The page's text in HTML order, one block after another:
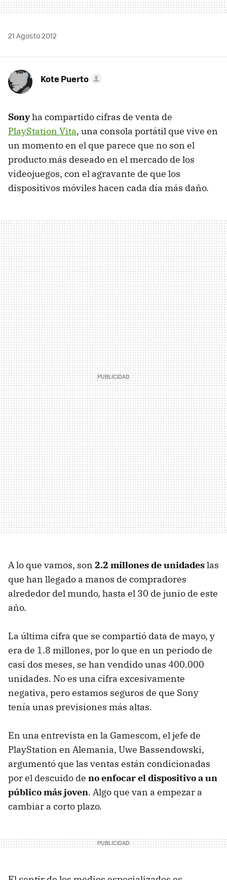
21 Agosto 2012
Kote Puerto
Sonyha compartido cifras de venta de
PlayStation Vita, una consola portátil que vive en
un momento en el que parece que no son el
producto más deseado en el mercado de los
videojuegos, con el agravante de que los
dispositivos móviles hacen cada día más daño.
A lo que vamos, son 2.2 millones de unidadeslas
que han llegado a manos de compradores
alrededor del mundo, hasta el 30 de junio de este
año.
La última cifra que se compartió data de mayo, y
era de 1.8 millones, por lo que en un periodo de
casi dos meses, se han vendido unas 400.000
unidades. No es una cifra excesivamente
negativa, pero estamos seguros de que Sony
tenía unas previsiones más altas.
En una entrevista en la Gamescom, el jefe de
PlayStation en Alemania, Uwe Bassendowski,
argumentó que las ventas están condicionadas
por el descuido de no enfocar el dispositivo a un
público más joven. Algo que van a empezar a
cambiar a corto plazo.